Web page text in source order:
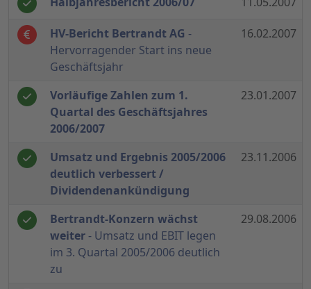
HV-Bericht Bertrandt AG -
Hervorragender Start ins neue
Geschäftsjahr
16.02.2007
Vorläufige Zahlen zum 1.
Quartal des Geschäftsjahres
2006/2007
23.01.2007
Umsatz und Ergebnis 2005/2006
deutlich verbessert /
Dividendenankündigung
23.11.2006
Bertrandt-Konzern wächst
weiter- Umsatz und EBIT legen
im 3. Quartal 2005/2006 deutlich
zu
29.08.2006